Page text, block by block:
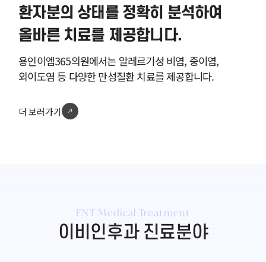
환자분의 상태를 정확히 분석하여
올바른 치료를 제공합니다.
용인이엠365의원에서는 알레르기성 비염, 중이염,
외이도염 등 다양한 만성질환 치료를 제공합니다.
더 보러가기
ENT Medical Treatment
이비인후과 진료분야